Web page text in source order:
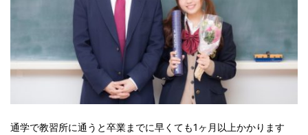
通学で教習所に通うと卒業までに早くても1ヶ月以上かかります